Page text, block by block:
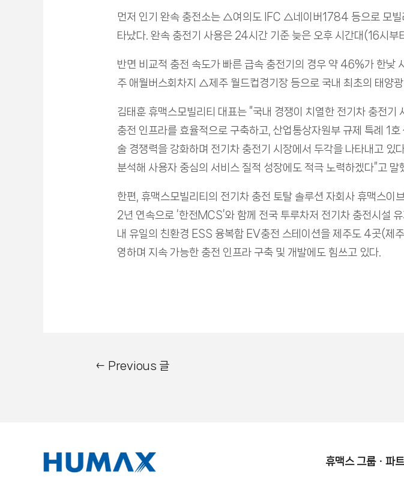
먼저 인기 완속 충전소는 △여의도 IFC △네이버1784 등으로 모빌
타났다. 완속 충전기 사용은 24시간 기준 늦은 오후 시간대(16시
반면 비교적 충전 속도가 빠른 급속 충전기의 경우 약 46%가 한낮
주 애월버스회차지 △제주 월드컵경기장 등으로 국내 최초의 태양
김태훈 휴맥스모빌리티 대표는 “국내 경쟁이 치열한 전기차 충전
충전 인프라를 효율적으로 구축하고, 산업통상자원부 규제 특례 1
술 경쟁력을 강화하며 전기차 충전기 시장에서 두각을 나타내고 있
분석해 사용자 중심의 서비스 질적 성장에도 적극 노력하겠다”고 말
한편, 휴맥스모빌리티의 전기차 충전 토탈 솔루션 자회사 휴맥스이
2년 연속으로 ‘한전MCS’와 함께 전국 투루차저 전기차 충전시설
내 유일의 친환경 ESS 융복합 EV충전 스테이션을 제주도 4곳(제
영하며 지속 가능한 충전 인프라 구축 및 개발에도 힘쓰고 있다.
← Previous 글
휴맥스 그룹ㆍ파